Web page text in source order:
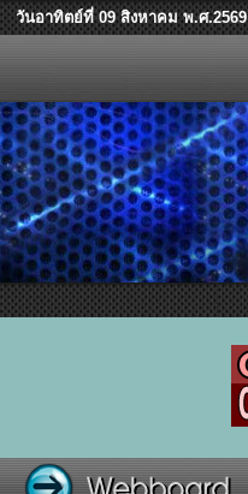
วันอาทิตย์ที่ 09 สิงหาคม พ.ศ.2569